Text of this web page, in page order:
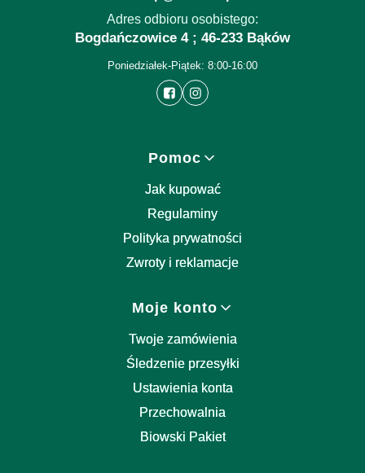
Adres odbioru osobistego:
Bogdańczowice 4 ; 46-233 Bąków
Poniedziałek-Piątek: 8:00-16:00
Pomoc
Jak kupować
Regulaminy
Polityka prywatności
Zwroty i reklamacje
Moje konto
Twoje zamówienia
Śledzenie przesyłki
Ustawienia konta
Przechowalnia
Biowski Pakiet